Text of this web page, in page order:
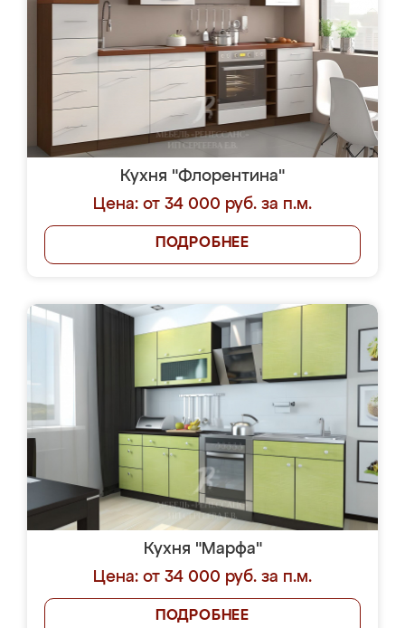
Кухня "Флорентина"
Цена: от 34 000 руб. за п.м.
ПОДРОБНЕЕ
Кухня "Марфа"
Цена: от 34 000 руб. за п.м.
ПОДРОБНЕЕ